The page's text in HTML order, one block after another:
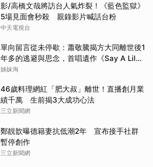
影/高橋文哉將訪台人氣炸裂！《藍色監獄》
5場見面會秒殺 親錄影片喊話台粉
中天電視台
單向留言從未停歇：蕭敬騰揭方大同離世後1
年多的逃避與思念，首唱遺作《Say A Lil
Something》
姊妹淘
46歲料理網紅「肥大叔」離世！直播創月業
績千萬 生前揭3大成功心法
三立新聞網
鄭靚歆曝德籍妻抗低潮2年 宣布接手社群
暫停創作
三立新聞網